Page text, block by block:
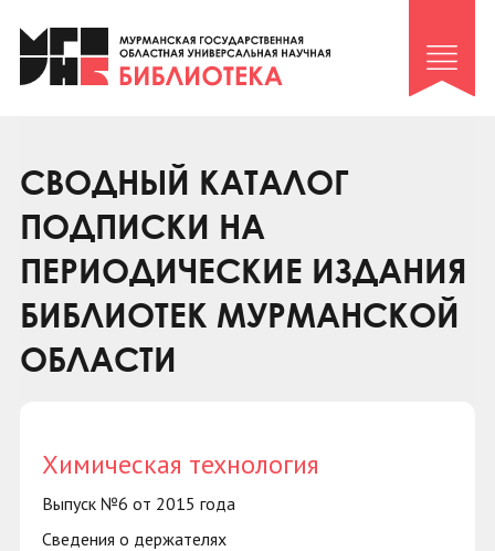
Клуб «Гиря и сельдерей»
Клуб «Семейный архив»
Коллегам
Контакты
СВОДНЫЙ КАТАЛОГ
ПОДПИСКИ НА
ПЕРИОДИЧЕСКИЕ ИЗДАНИЯ
БИБЛИОТЕК МУРМАНСКОЙ
ОБЛАСТИ
Химическая технология
Выпуск №6 от 2015 года
Сведения о держателях